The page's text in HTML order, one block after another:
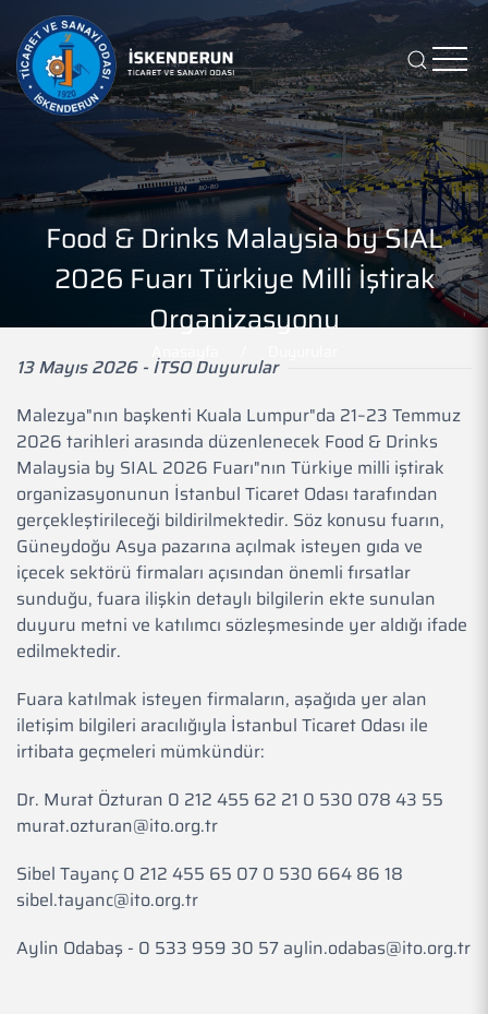
Food & Drinks Malaysia by SIAL
2026 Fuarı Türkiye Milli İştirak
Organizasyonu
Anasayfa
13 Mayıs 2026 - İTSO Duyurular
Malezya"nın başkenti Kuala Lumpur"da 21–23 Temmuz
2026 tarihleri arasında düzenlenecek Food & Drinks
Malaysia by SIAL 2026 Fuarı"nın Türkiye milli iştirak
organizasyonunun İstanbul Ticaret Odası tarafından
gerçekleştirileceği bildirilmektedir. Söz konusu fuarın,
Güneydoğu Asya pazarına açılmak isteyen gıda ve
içecek sektörü firmaları açısından önemli fırsatlar
sunduğu, fuara ilişkin detaylı bilgilerin ekte sunulan
duyuru metni ve katılımcı sözleşmesinde yer aldığı ifade
edilmektedir.
Fuara katılmak isteyen firmaların, aşağıda yer alan
iletişim bilgileri aracılığıyla İstanbul Ticaret Odası ile
irtibata geçmeleri mümkündür:
Dr. Murat Özturan 0 212 455 62 21 0 530 078 43 55
murat.ozturan@ito.org.tr
Sibel Tayanç 0 212 455 65 07 0 530 664 86 18
sibel.tayanc@ito.org.tr
Aylin Odabaş - 0 533 959 30 57 aylin.odabas@ito.org.tr